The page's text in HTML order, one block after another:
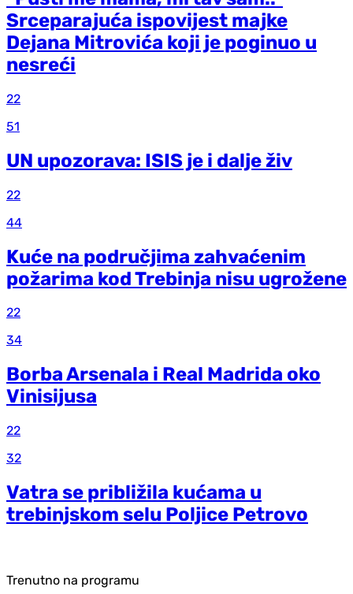
Srceparajuća ispovijest majke
Dejana Mitrovića koji je poginuo u
nesreći
22
51
UN upozorava: ISIS je i dalje živ
22
44
Kuće na područjima zahvaćenim
požarima kod Trebinja nisu ugrožene
22
34
Borba Arsenala i Real Madrida oko
Vinisijusa
22
32
Vatra se približila kućama u
trebinjskom selu Poljice Petrovo
Trenutno na programu